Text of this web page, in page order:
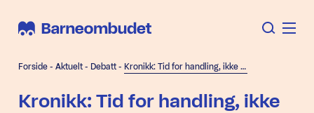
Forside - Aktuelt - Debatt - Kronikk: Tid for handling, ikke flere løfter om barns psykiske helse
Kronikk: Tid for handling, ikke